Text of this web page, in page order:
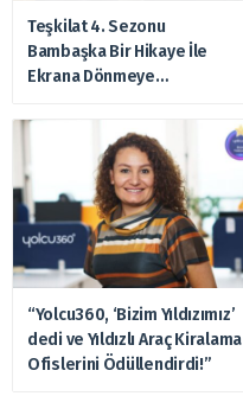
Teşkilat 4. Sezonu
Bambaşka Bir Hikaye İle
Ekrana Dönmeye
“Yolcu360, ‘Bizim Yıldızımız’
dedi ve Yıldızlı Araç Kiralama
Ofislerini Ödüllendirdi!”